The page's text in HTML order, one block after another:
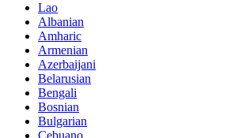
Lao
Albanian
Amharic
Armenian
Azerbaijani
Belarusian
Bengali
Bosnian
Bulgarian
Cebuano